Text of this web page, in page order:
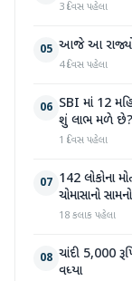
3 દિવસ પહેલા
05 આજે આ
4 દિવસ પહેલા
06 SBI માં 12
શું લાભ મળે છે?
1 દિવસ પહેલા
07 142 લોકોના
ચોમાસાનો સામનો
18 કલાક પહેલા
08 ચાંદી 5,000
વધ્યા